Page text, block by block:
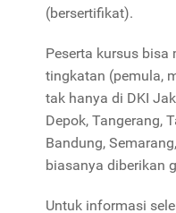
(bersertifikat).
Peserta kursus bisa
tingkatan (pemula,
tak hanya di DKI
Depok, Tangerang,
Bandung,
biasanya diberikan
Untuk informasi